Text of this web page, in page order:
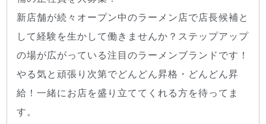
新店舗が続々オープン中のラーメン店で店長候補と
して経験を生かして働きませんか？ステップアップ
の場が広がっている注目のラーメンブランドです！
やる気と頑張り次第でどんどん昇格・どんどん昇
給！一緒にお店を盛り立ててくれる方を待ってま
す。